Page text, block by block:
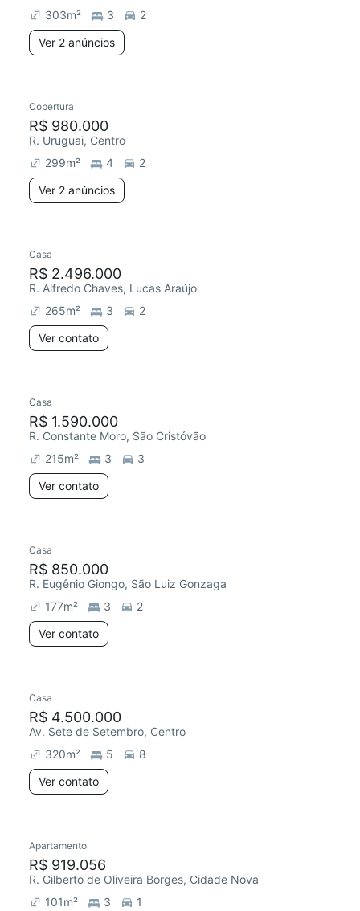
303m² 3
2
Ver 2 anúncios
Cobertura
R$ 980.000
R. Uruguai, Centro
299m² 4
2
Ver 2 anúncios
Casa
R$ 2.496.000
R. Alfredo Chaves, Lucas Araújo
265m² 3
2
Ver contato
Casa
R$ 1.590.000
R. Constante Moro, São Cristóvão
215m² 3
3
Ver contato
Casa
R$ 850.000
R. Eugênio Giongo, São Luiz Gonzaga
177m² 3
2
Ver contato
Casa
R$ 4.500.000
Av. Sete de Setembro, Centro
320m² 5
8
Ver contato
Apartamento
R$ 919.056
R. Gilberto de Oliveira Borges, Cidade Nova
101m² 3
1